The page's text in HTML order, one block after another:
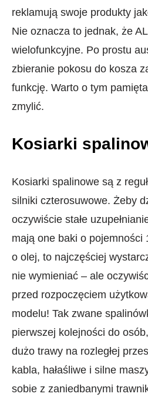
reklamują swoje produkty
Nie oznacza to jednak, że
wielofunkcyjne. Po prostu
zbieranie pokosu do kosza
funkcję. Warto o tym
zmylić.
Kosiarki
Kosiarki spalinowe są z
silniki czterosuwowe. Żeby
oczywiście stałe
mają one baki o pojemności
o olej, to najczęściej
nie wymieniać – ale
przed rozpoczęciem
modelu! Tak zwane
pierwszej kolejności do
dużo trawy na rozległej
kabla, hałaśliwe i silne
sobie z zaniedbanymi